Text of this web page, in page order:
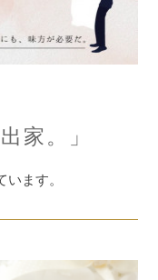
家。」
います。